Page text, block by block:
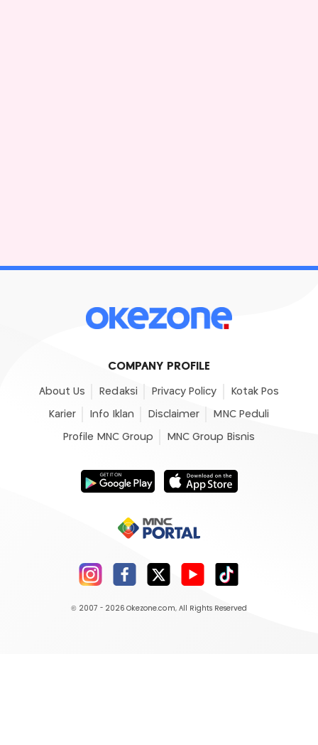
COMPANY PROFILE
About Us Redaksi Privacy Policy Kotak Pos
Karier Info Iklan Disclaimer MNC Peduli
Profile MNC Group MNC Group Bisnis
© 2007 - 2026 Okezone.com, All Rights Reserved